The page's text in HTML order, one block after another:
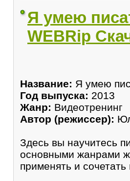
Я умею
WEBRip
Название: Я умею
Год выпуска: 2013
Жанр: Видеотренинг
Автор (режиссер):
Здесь вы научитесь
основными жанрами
применять и